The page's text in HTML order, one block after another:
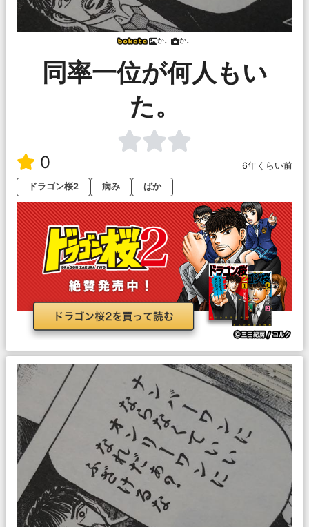
か。 か。
同率一位が何人もい
た。
0
6年くらい前
ドラゴン桜2
病み ばか